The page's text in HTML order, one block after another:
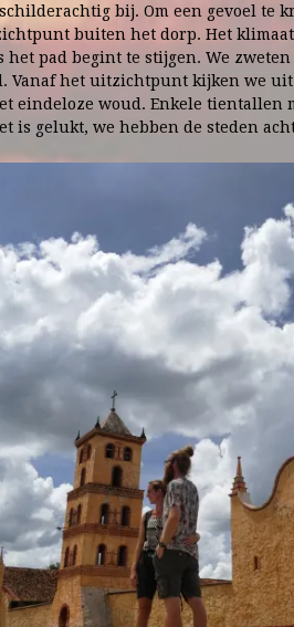
schilderachtig bij. Om een gevoel te
buiten het dorp. Het
pad begint te stijgen. We
Vanaf het uitzichtpunt kijken we uit
eindeloze woud. Enkele tientallen
is gelukt, we hebben de steden